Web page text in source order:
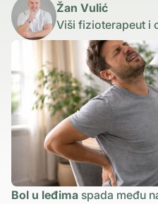
Žan Vulić
Viši fizioterapeut i
Bol u leđima spada među